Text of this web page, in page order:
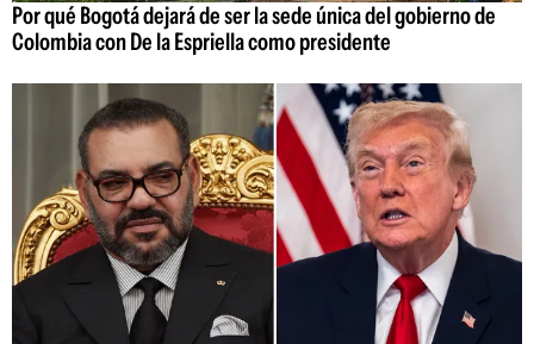
Por qué Bogotá dejará de ser la sede única del gobierno de
Colombia con De la Espriella como presidente